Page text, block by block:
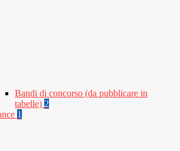
Bandi di concorso (da pubblicare in
tabelle) 2
1